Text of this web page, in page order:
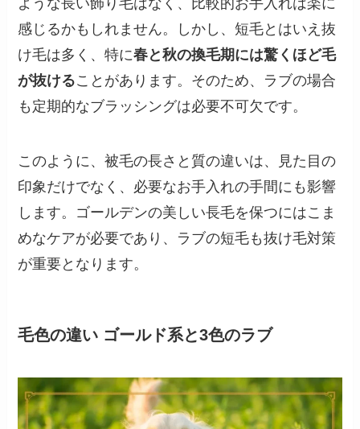
感じるかもしれません。しかし、短毛とはいえ抜
け毛は多く、特に春と秋の換毛期には驚くほど毛
が抜けることがあります。そのため、ラブの場合
も定期的なブラッシングは必要不可欠です。
このように、被毛の長さと質の違いは、見た目の
印象だけでなく、必要なお手入れの手間にも影響
します。ゴールデンの美しい長毛を保つにはこま
めなケアが必要であり、ラブの短毛も抜け毛対策
が重要となります。
毛色の違い ゴールド系と3色のラブ